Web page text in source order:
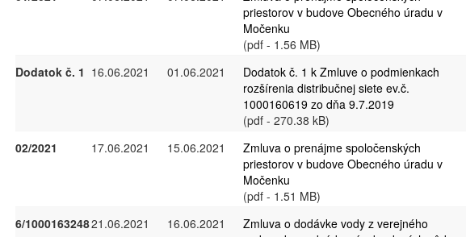
priestorov v budove Obecného úradu v
Močenku
(pdf - 1.56 MB)
Dodatok č. 1 16.06.2021 01.06.2021
Dodatok č. 1 k Zmluve o podmienkach
rozšírenia distribučnej siete ev.č.
1000160619 zo dňa 9.7.2019
(pdf - 270.38 kB)
02/2021 17.06.2021 15.06.2021
Zmluva o prenájme spoločenských
priestorov v budove Obecného úradu v
Močenku
(pdf - 1.51 MB)
6/100016324821.06.2021 16.06.2021
Zmluva o dodávke vody z verejného